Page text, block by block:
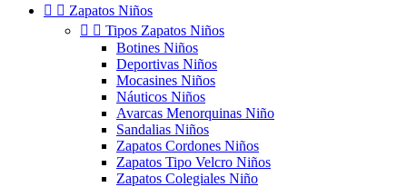
  Zapatos Niños
  Tipos Zapatos Niños
Botines Niños
Deportivas Niños
Mocasines Niños
Náuticos Niños
Avarcas Menorquinas Niño
Sandalias Niños
Zapatos Cordones Niños
Zapatos Tipo Velcro Niños
Zapatos Colegiales Niño